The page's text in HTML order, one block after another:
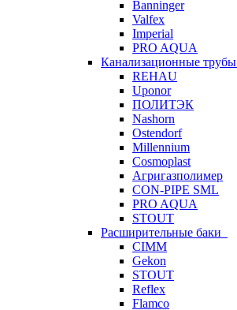
Banninger
Valfex
Imperial
PRO AQUA
Канализационные трубы
REHAU
Uponor
ПОЛИТЭК
Nashorn
Ostendorf
Millennium
Cosmoplast
Агригазполимер
CON-PIPE SML
PRO AQUA
STOUT
Расширительные баки
CIMM
Gekon
STOUT
Reflex
Flamco